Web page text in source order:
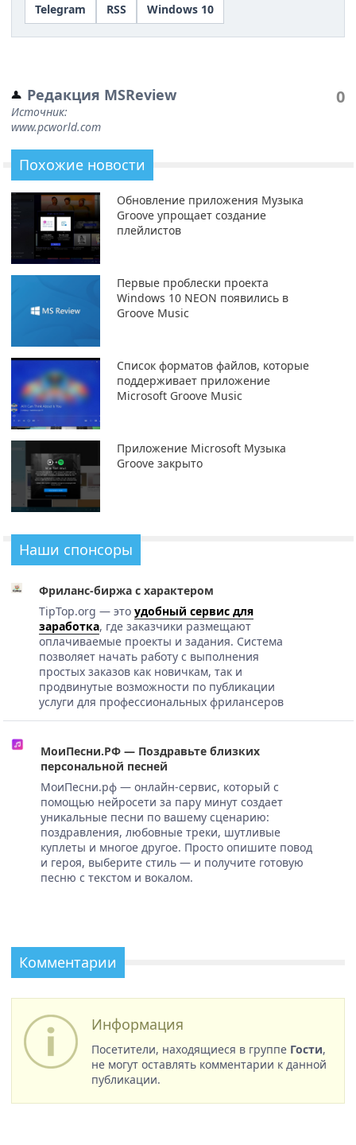
Telegram
RSS Windows 10
Редакция MSReview
Источник:
www.pcworld.com
0
Похожие новости
Обновление приложения Музыка
Groove упрощает создание
плейлистов
Первые проблески проекта
Windows 10 NEON появились в
Groove Music
Список форматов файлов, которые
поддерживает приложение
Microsoft Groove Music
Приложение Microsoft Музыка
Groove закрыто
Наши спонсоры
Фриланс-биржа с характером
TipTop.org — это удобный сервис для
заработка, где заказчики размещают
оплачиваемые проекты и задания. Система
позволяет начать работу с выполнения
простых заказов как новичкам, так и
продвинутые возможности по публикации
услуги для профессиональных фрилансеров
МоиПесни.РФ — Поздравьте близких
персональной песней
МоиПесни.рф — онлайн-сервис, который с
помощью нейросети за пару минут создает
уникальные песни по вашему сценарию:
поздравления, любовные треки, шутливые
куплеты и многое другое. Просто опишите повод
и героя, выберите стиль — и получите готовую
песню с текстом и вокалом.
Комментарии
Информация
Посетители, находящиеся в группе Гости,
не могут оставлять комментарии к данной
публикации.